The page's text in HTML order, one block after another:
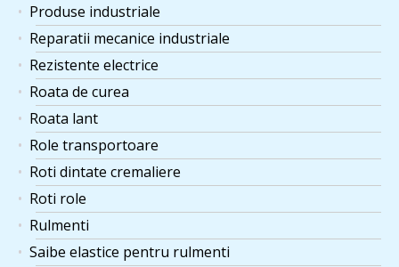
Produse industriale
Reparatii mecanice industriale
Rezistente electrice
Roata de curea
Roata lant
Role transportoare
Roti dintate cremaliere
Roti role
Rulmenti
Saibe elastice pentru rulmenti